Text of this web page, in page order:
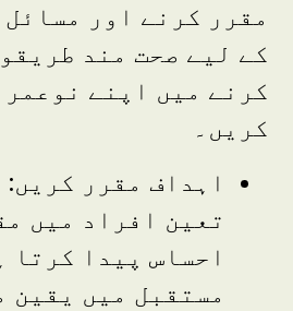
مقرر کرنے اور
کے لیے صحت مند
کرنے میں اپنے نوعمر
کریں۔
اہداف مقرر کریں:
تعین افراد میں
احساس پیدا کرتا
مستقبل میں یقین